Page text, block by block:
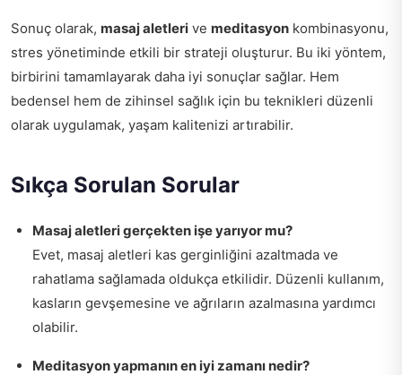
Sonuç olarak, masaj aletleri ve meditasyon kombinasyonu,
stres yönetiminde etkili bir strateji oluşturur. Bu iki yöntem,
birbirini tamamlayarak daha iyi sonuçlar sağlar. Hem
bedensel hem de zihinsel sağlık için bu teknikleri düzenli
olarak uygulamak, yaşam kalitenizi artırabilir.
Sıkça Sorulan Sorular
Masaj aletleri gerçekten işe yarıyor mu?
Evet, masaj aletleri kas gerginliğini azaltmada ve
rahatlama sağlamada oldukça etkilidir. Düzenli kullanım,
kasların gevşemesine ve ağrıların azalmasına yardımcı
olabilir.
Meditasyon yapmanın en iyi zamanı nedir?